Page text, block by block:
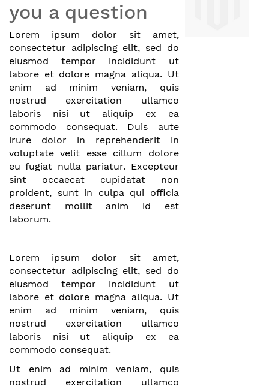
you a question
Lorem ipsum dolor sit amet,
consectetur adipiscing elit, sed do
eiusmod tempor incididunt ut
labore et dolore magna aliqua. Ut
enim ad minim veniam, quis
nostrud exercitation ullamco
laboris nisi ut aliquip ex ea
commodo consequat. Duis aute
irure dolor in reprehenderit in
voluptate velit esse cillum dolore
eu fugiat nulla pariatur. Excepteur
sint occaecat cupidatat non
proident, sunt in culpa qui officia
deserunt mollit anim id est
laborum.
Lorem ipsum dolor sit amet,
consectetur adipiscing elit, sed do
eiusmod tempor incididunt ut
labore et dolore magna aliqua. Ut
enim ad minim veniam, quis
nostrud exercitation ullamco
laboris nisi ut aliquip ex ea
commodo consequat.
Ut enim ad minim veniam, quis
nostrud exercitation ullamco